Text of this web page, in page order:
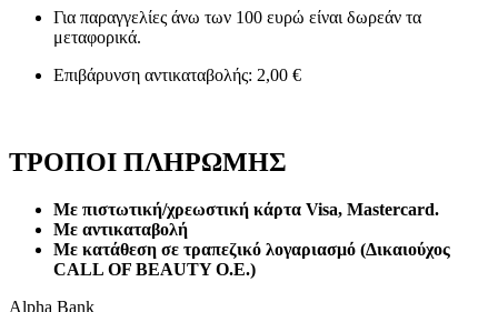
Για παραγγελίες άνω των 100 ευρώ είναι δωρεάν τα
μεταφορικά.
Επιβάρυνση αντικαταβολής: 2,00 €
ΤΡΟΠΟΙ ΠΛΗΡΩΜΗΣ
Με πιστωτική/χρεωστική κάρτα Visa, Mastercard.
Με αντικαταβολή
Με κατάθεση σε τραπεζικό λογαριασμό (Δικαιούχος
CALL OF BEAUTY O.E.)
Alpha Bank